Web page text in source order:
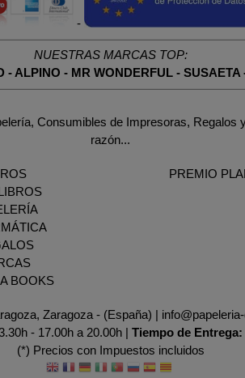
-
NUESTRAS MARCAS TOP:
- ALPINO - MR WONDERFUL- SUSAETA
Consumibles de Impresoras,
razón...
BOOKS
PREMIO
Zaragoza - (España) |
- 17.00h a 20.00h | Tiempo de Entrega:
(*) Precios con Impuestos incluidos